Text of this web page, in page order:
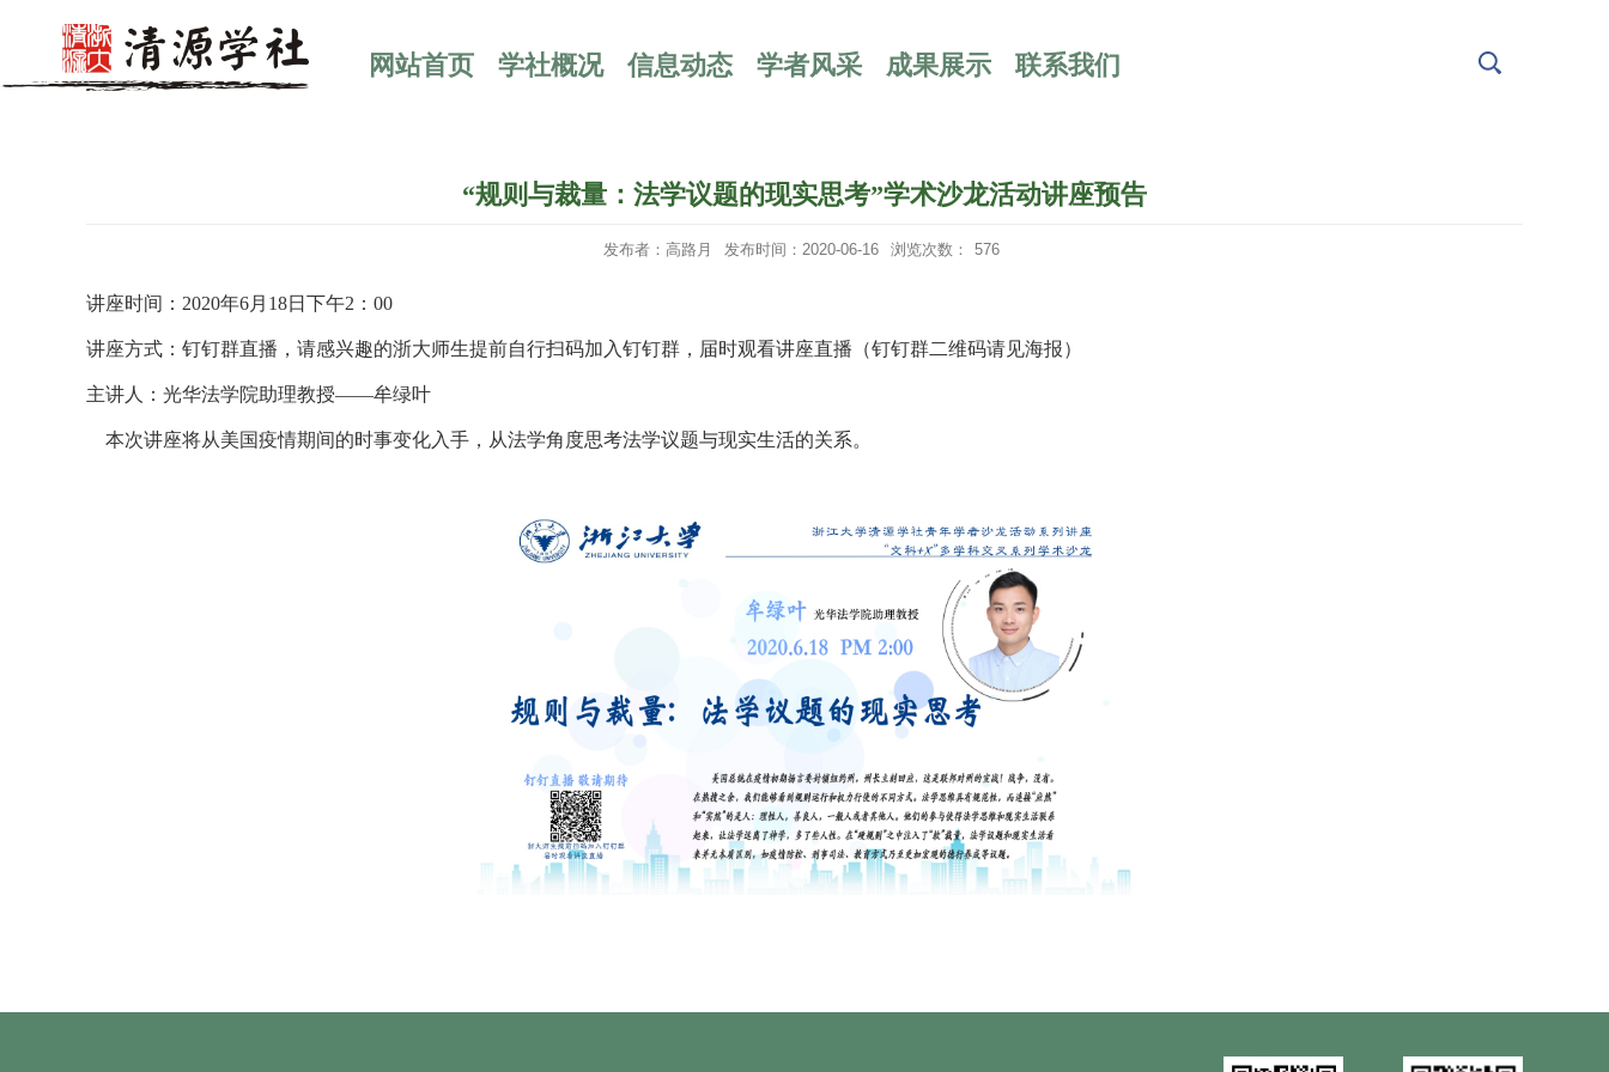
网站首页 学社概况 信息动态 学者风采 成果展示 联系我们
“规则与裁量：法学议题的现实思考”学术沙龙活动讲座预告
发布者：高路月 发布时间：2020-06-16 浏览次数： 576
讲座时间：2020年6月18日下午2：00
讲座方式：钉钉群直播，请感兴趣的浙大师生提前自行扫码加入钉钉群，届时观看讲座直播（钉钉群二维码请见海报）
主讲人：光华法学院助理教授——牟绿叶
本次讲座将从美国疫情期间的时事变化入手，从法学角度思考法学议题与现实生活的关系。